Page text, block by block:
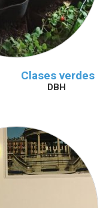
Clases verdes
DBH